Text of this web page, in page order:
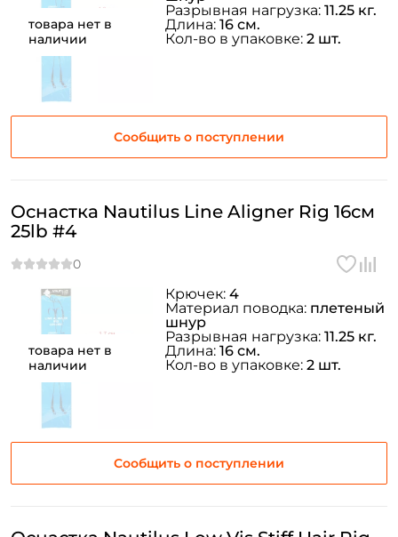
товара нет в
наличии
Сообщить о поступлении
Разрывная нагрузка: 11.25 кг.
Длина: 16 см.
Кол-во в упаковке: 2 шт.
товара нет в
наличии
Оснастка Nautilus Line Aligner Rig 16см
25lb #4
Сообщить о поступлении
Крючек: 4
Материал поводка: плетеный
шнур
Разрывная нагрузка: 11.25 кг.
Длина: 16 см.
Кол-во в упаковке: 2 шт.